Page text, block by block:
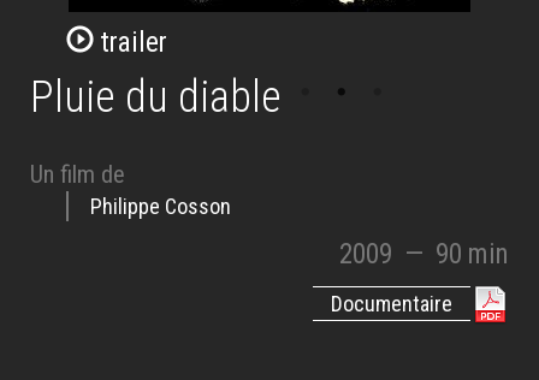
trailer
Pluie du diable
Un film de
Philippe Cosson
2009 — 90 min
Documentaire